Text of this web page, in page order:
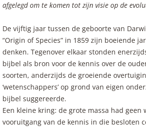
afgelegd om te komen tot zijn visie op de
De vijftig jaar tussen de geboorte van
“Origin of Species” in 1859 zijn boeiende
denken. Tegenover elkaar stonden
bijbel als bron voor de kennis over de
soorten, anderzijds de groeiende
‘wetenschappers’ op grond van eigen
bijbel suggereerde.
Een kleine kring: de grote massa had
vooruitgang van de kennis in die besloten